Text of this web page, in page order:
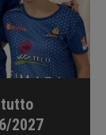
tutto
2027